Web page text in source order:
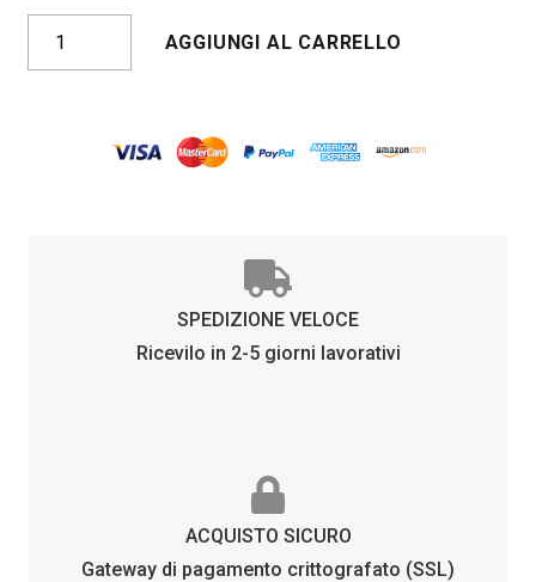
TAROKO
CRISTALLO
AGGIUNGI AL CARRELLO
SPEDIZIONE VELOCE
Ricevilo in 2-5 giorni lavorativi
ACQUISTO SICURO
Gateway di pagamento crittografato (SSL)